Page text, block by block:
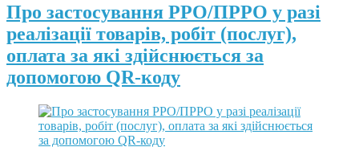
Про застосування РРО/ПРРО у разі
реалізації товарів, робіт (послуг),
оплата за які здійснюється за
допомогою QR-коду